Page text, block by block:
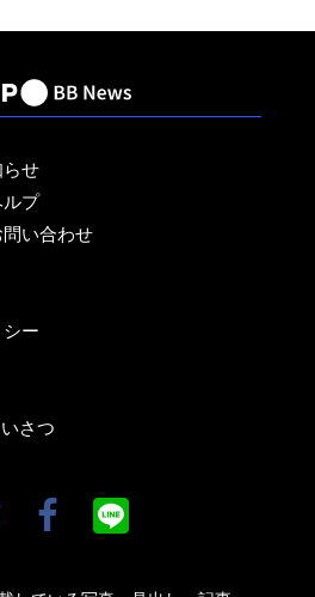
せ
プ
い合わせ
ー
さつ